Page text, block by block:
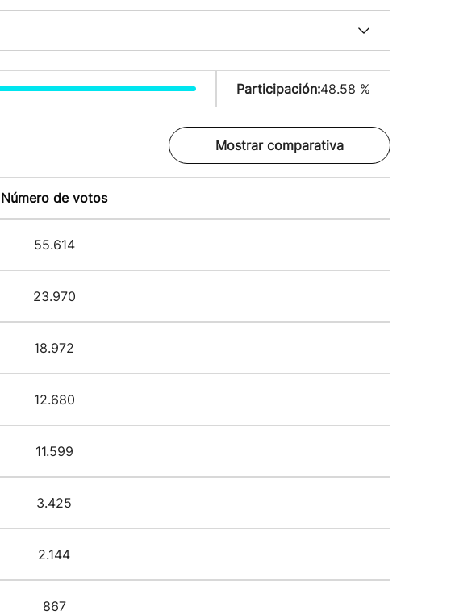
Participación:48.58 %
Mostrar comparativa
Número de votos
55.614
23.970
18.972
12.680
11.599
3.425
2.144
867